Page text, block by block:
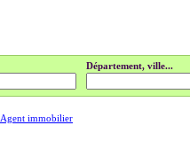
Département, ville...
Agent immobilier